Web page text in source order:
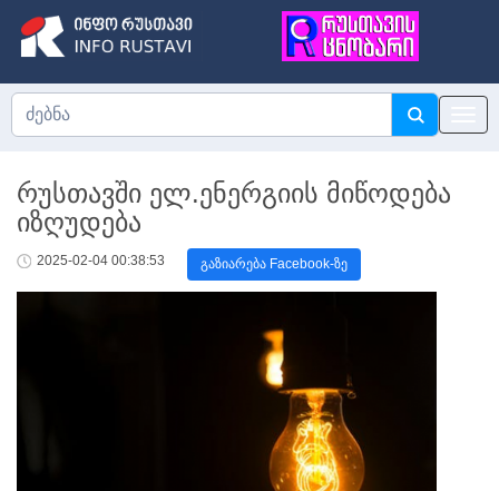
რუსთავში ელ.ენერგიის მიწოდება
იზღუდება
2025-02-04 00:38:53 გაზიარება Facebook-ზე